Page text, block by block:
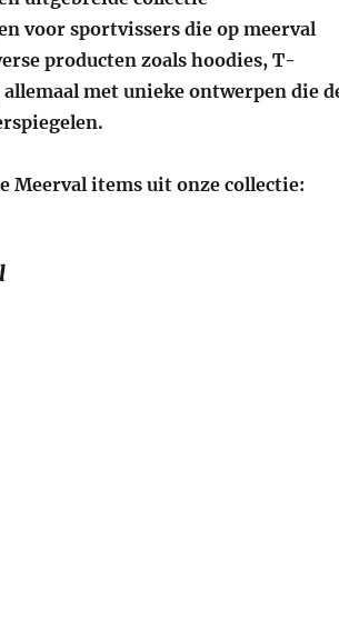
voor sportvissers die op meerval
producten zoals hoodies, T-
allemaal met unieke ontwerpen die
Meerval items uit onze collectie:
bij Hotspot Design Nederland”